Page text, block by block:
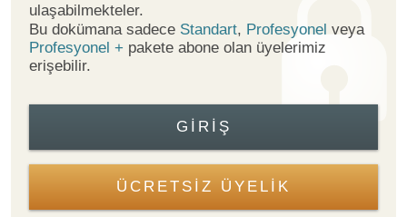
ulaşabilmekteler.
Bu dokümana sadece Standart, Profesyonel veya
Profesyonel + pakete abone olan üyelerimiz
erişebilir.
GIRIŞ
ÜCRETSİZ ÜYELİK